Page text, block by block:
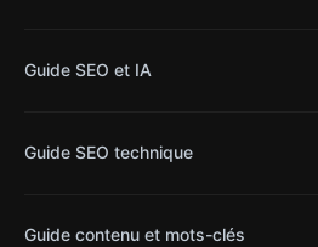
Guide SEO et IA
Guide SEO technique
Guide contenu et mots-clés